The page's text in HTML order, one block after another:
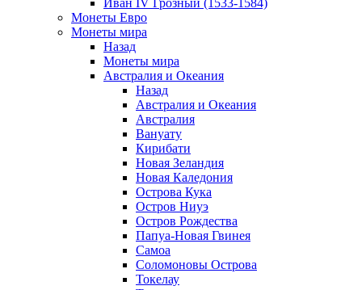
Иван IV Грозный (1533-1584)
Монеты Евро
Монеты мира
Назад
Монеты мира
Австралия и Океания
Назад
Австралия и Океания
Австралия
Вануату
Кирибати
Новая Зеландия
Новая Каледония
Острова Кука
Остров Ниуэ
Остров Рождества
Папуа-Новая Гвинея
Самоа
Соломоновы Острова
Токелау